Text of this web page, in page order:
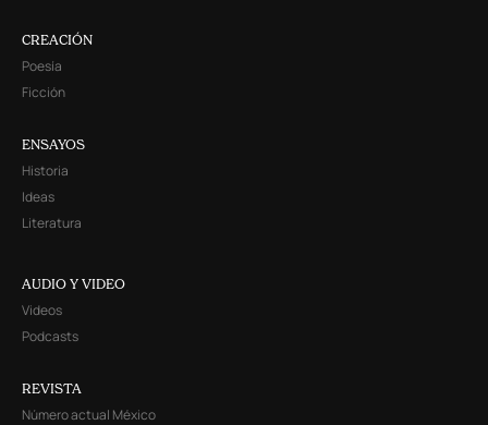
CREACIÓN
Poesía
Ficción
ENSAYOS
Historia
Ideas
Literatura
AUDIO Y VIDEO
Videos
Podcasts
REVISTA
Número actual México